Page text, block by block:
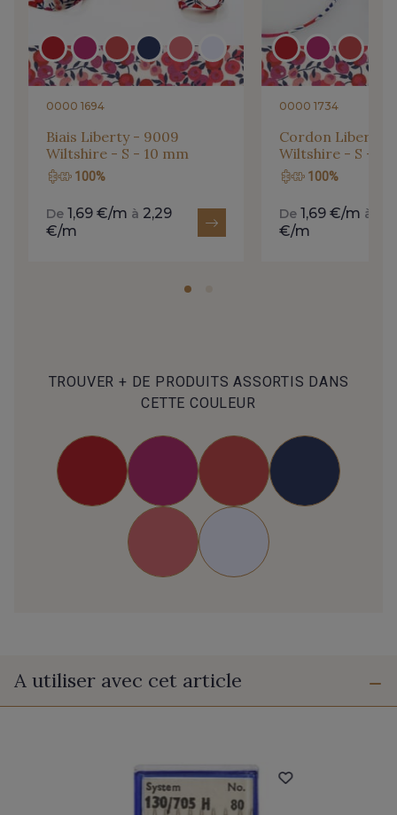
0000 1694
Biais Liberty - 9009
Wiltshire - S - 10 mm
100%
De 1,69 €/m à 2,29
€/m
0000 1734
Cordon Liberty
Wiltshire - S - 4
100%
De 1,69 €/m à
€/m
TROUVER + DE PRODUITS ASSORTIS DANS
CETTE COULEUR
A utiliser avec cet article